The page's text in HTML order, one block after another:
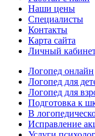
Наши цены
Специалисты
Контакты
Карта сайта
Личный
Логопед онлайн
Логопед для
Логопед для
Подготовка к
В
Исправление